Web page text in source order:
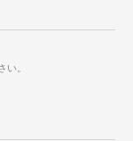
い。